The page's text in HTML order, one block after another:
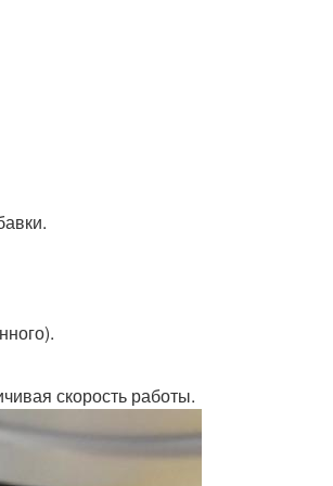
скорость работы.